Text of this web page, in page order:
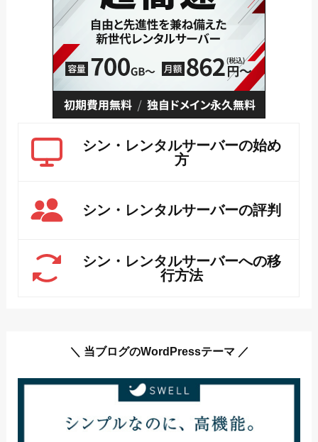
シン・レンタルサーバーの始め
方
シン・レンタルサーバーの評判
シン・レンタルサーバーへの移
行方法
＼ 当ブログのWordPressテーマ ／